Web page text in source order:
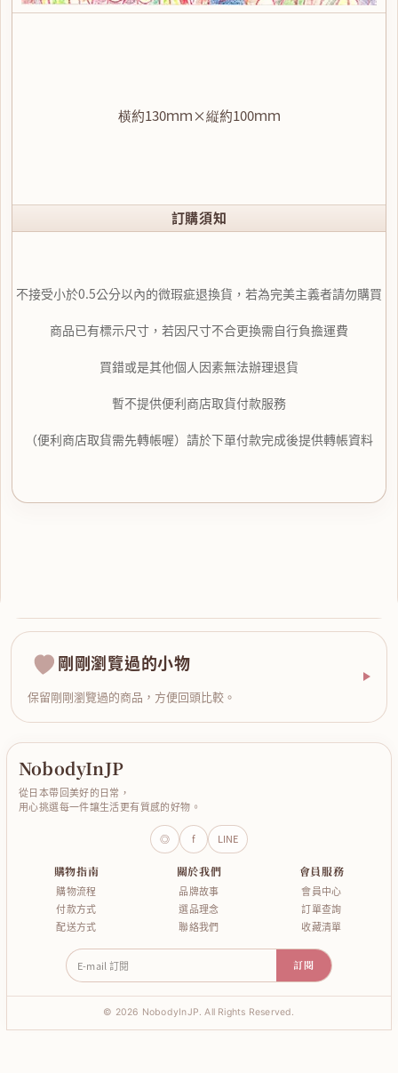
横約130ｍｍ×縦約100ｍｍ
訂購須知
不接受小於0.5公分以內的微瑕疵退換貨，若為完美主義者請勿購買
商品已有標示尺寸，若因尺寸不合更換需自行負擔運費
買錯或是其他個人因素無法辦理退貨
暫不提供便利商店取貨付款服務
（便利商店取貨需先轉帳喔）請於下單付款完成後提供轉帳資料
剛剛瀏覽過的小物
保留剛剛瀏覽過的商品，方便回頭比較。
NobodyInJP
從日本帶回美好的日常，
用心挑選每一件讓生活更有質感的好物。
◎ f LINE
購物指南
購物流程
付款方式
配送方式
關於我們
品牌故事
選品理念
聯絡我們
會員服務
會員中心
訂單查詢
收藏清單
E-mail 訂閱 訂閱
© 2026 NobodyInJP. All Rights Reserved.